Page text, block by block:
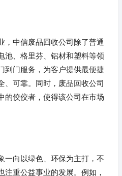
，中信废品回收公司除了普通
池、格里芬、铝材和塑料等领
到门服务，为客户提供最便捷
、可靠。同时，废品回收公司
的佼佼者，使得该公司在市场
一向以绿色、环保为主打，不
重公益事业的发展。例如，